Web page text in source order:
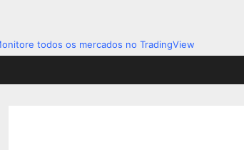
todos os mercados no TradingView